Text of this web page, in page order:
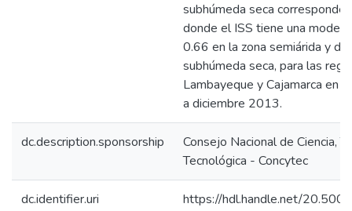
subhúmeda seca
donde el ISS tiene una
0.66 en la zona semiárida y
subhúmeda seca, para las
Lambayeque y Cajamarca en
a diciembre 2013.
dc.description.sponsorship
Consejo Nacional de Ciencia,
Tecnológica - Concytec
dc.identifier.uri https://hdl.handle.net/